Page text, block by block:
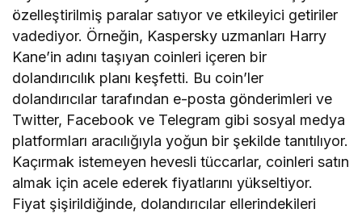
özelleştirilmiş paralar satıyor ve etkileyici getiriler
vadediyor. Örneğin, Kaspersky uzmanları Harry
Kane’in adını taşıyan coinleri içeren bir
dolandırıcılık planı keşfetti. Bu coin’ler
dolandırıcılar tarafından e-posta gönderimleri ve
Twitter, Facebook ve Telegram gibi sosyal medya
platformları aracılığıyla yoğun bir şekilde tanıtılıyor.
Kaçırmak istemeyen hevesli tüccarlar, coinleri satın
almak için acele ederek fiyatlarını yükseltiyor.
Fiyat şişirildiğinde, dolandırıcılar ellerindekileri